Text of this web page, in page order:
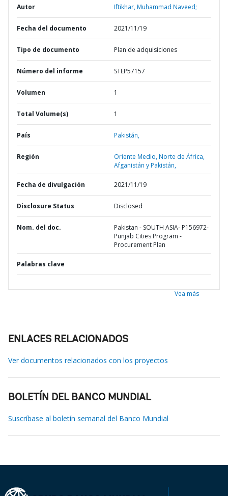
Autor Iftikhar, Muhammad Naveed;
Fecha del documento 2021/11/19
Tipo de documento Plan de adquisiciones
Número del informe STEP57157
Volumen 1
Total Volume(s) 1
País Pakistán,
Región
Oriente Medio, Norte de África,
Afganistán y Pakistán,
Fecha de divulgación 2021/11/19
Disclosure Status Disclosed
Nom. del doc.
Pakistan - SOUTH ASIA- P156972-
Punjab Cities Program -
Procurement Plan
Palabras clave
Vea más
ENLACES RELACIONADOS
Ver documentos relacionados con los proyectos
BOLETÍN DEL BANCO MUNDIAL
Suscríbase al boletín semanal del Banco Mundial